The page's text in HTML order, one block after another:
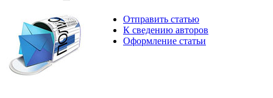
Отправить статью
К сведению авторов
Оформление статьи